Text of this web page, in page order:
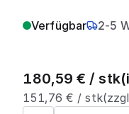
Verfügbar 2-5
180,59 € / stk
151,76 € /stk